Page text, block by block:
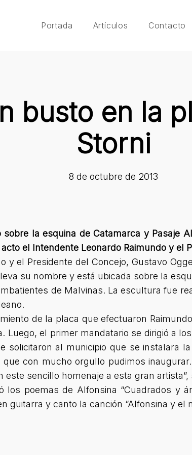
Portada Artículos Contacto
busto en la
Storni
8 de octubre de 2013
sobre la esquina de Catamarca y Pasaje
el Intendente Leonardo Raimundo y el
y el Presidente del Concejo, Gustavo
su nombre y está ubicada sobre la
de Malvinas. La escultura fue
de la placa que efectuaron
Luego, el primer mandatario se dirigió a
solicitaron al municipio que se instalara
con mucho orgullo pudimos
sencillo homenaje a esta gran artista”,
los poemas de Alfonsina “Cuadrados y
guitarra y canto la canción “Alfonsina y el